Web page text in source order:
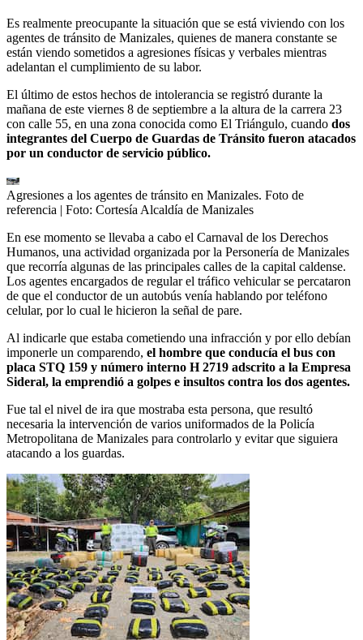
Es realmente preocupante la situación que se está viviendo con los
agentes de tránsito de Manizales, quienes de manera constante se
están viendo sometidos a agresiones físicas y verbales mientras
adelantan el cumplimiento de su labor.
El último de estos hechos de intolerancia se registró durante la
mañana de este viernes 8 de septiembre a la altura de la carrera 23
con calle 55, en una zona conocida como El Triángulo, cuando dos
integrantes del Cuerpo de Guardas de Tránsito fueron atacados
por un conductor de servicio público.
Agresiones a los agentes de tránsito en Manizales. Foto de
referencia | Foto: Cortesía Alcaldía de Manizales
En ese momento se llevaba a cabo el Carnaval de los Derechos
Humanos, una actividad organizada por la Personería de Manizales
que recorría algunas de las principales calles de la capital caldense.
Los agentes encargados de regular el tráfico vehicular se percataron
de que el conductor de un autobús venía hablando por teléfono
celular, por lo cual le hicieron la señal de pare.
Al indicarle que estaba cometiendo una infracción y por ello debían
imponerle un comparendo, el hombre que conducía el bus con
placa STQ 159 y número interno H 2719 adscrito a la Empresa
Sideral, la emprendió a golpes e insultos contra los dos agentes.
Fue tal el nivel de ira que mostraba esta persona, que resultó
necesaria la intervención de varios uniformados de la Policía
Metropolitana de Manizales para controlarlo y evitar que siguiera
atacando a los guardas.